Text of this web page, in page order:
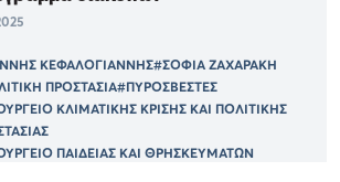
ΚΕΦΑΛΟΓΙΑΝΝΗΣ#ΣΟΦΙΑ ΖΑΧΑΡΑΚΗ
ΠΡΟΣΤΑΣΙΑ#ΠΥΡΟΣΒΕΣΤΕΣ
ΚΛΙΜΑΤΙΚΗΣ ΚΡΙΣΗΣ ΚΑΙ ΠΟΛΙΤΙΚΗΣ
ΠΑΙΔΕΙΑΣ ΚΑΙ ΘΡΗΣΚΕΥΜΑΤΩΝ